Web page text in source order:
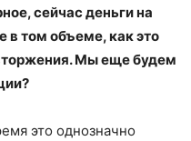
сейчас деньги на
том объеме, как это
Мы еще будем
это однозначно